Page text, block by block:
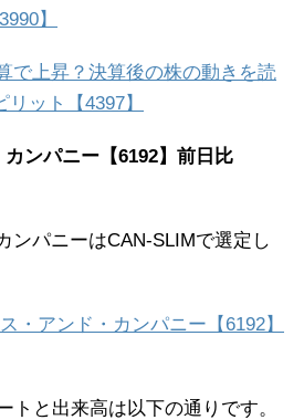
】
で上昇？決算後の株の動きを読
ット【4397】
ンパニー【6192】前日比
ンパニーはCAN-SLIMで選定し
・アンド・カンパニー【6192】
トと出来高は以下の通りです。